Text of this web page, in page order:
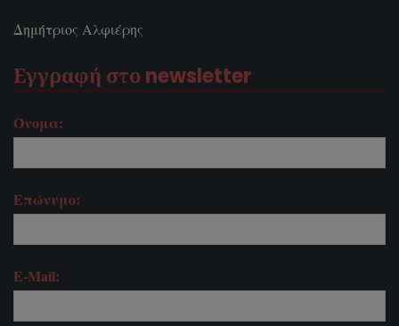
Δημήτριος Αλφιέρης
Εγγραφή στο newsletter
Όνομα:
Επώνυμο:
E-Mail: